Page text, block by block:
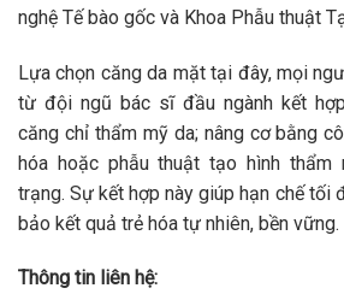
nghệ Tế bào gốc và Khoa Phẫu thuật
Lựa chọn căng da mặt tại đây, mọi
từ đội ngũ bác sĩ đầu ngành kết
căng chỉ thẩm mỹ da; nâng cơ bằng
hóa hoặc phẫu thuật tạo hình
trạng. Sự kết hợp này giúp hạn chế tối
bảo kết quả trẻ hóa tự nhiên, bền vững.
Thông tin liên hệ: